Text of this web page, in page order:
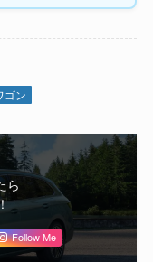
ゴン
ら
Follow Me